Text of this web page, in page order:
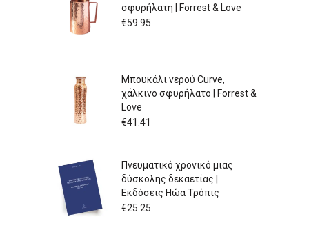
σφυρήλατη | Forrest & Love
€59.95
Μπουκάλι νερού Curve,
χάλκινο σφυρήλατο | Forrest &
Love
€41.41
Πνευματικό χρονικό μιας
δύσκολης δεκαετίας |
Εκδόσεις Ηώα Τρόπις
€25.25